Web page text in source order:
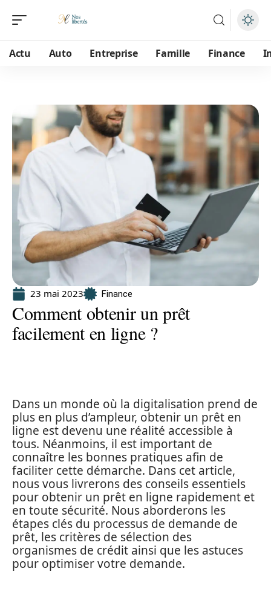
Actu Auto Entreprise Famille Finance
23 mai 2023 Finance
Comment obtenir un prêt
facilement en ligne ?
Dans un monde où la digitalisation prend de
plus en plus d’ampleur, obtenir un prêt en
ligne est devenu une réalité accessible à
tous. Néanmoins, il est important de
connaître les bonnes pratiques afin de
faciliter cette démarche. Dans cet article,
nous vous livrerons des conseils essentiels
pour obtenir un prêt en ligne rapidement et
en toute sécurité. Nous aborderons les
étapes clés du processus de demande de
prêt, les critères de sélection des
organismes de crédit ainsi que les astuces
pour optimiser votre demande.